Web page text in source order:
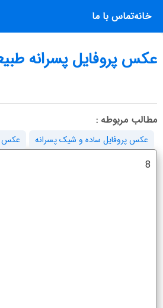
خانهتماس با ما
عکس پروفایل پسرانه
مطالب مربوطه :
عکس پروفایل ساده و شیک پسرانه عکس
8